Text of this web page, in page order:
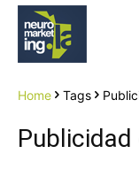
Home Tags
Publicidad